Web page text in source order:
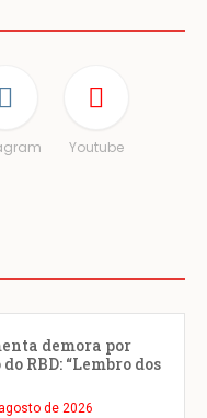
Youtube
demora por
RBD: “Lembro dos
de 2026